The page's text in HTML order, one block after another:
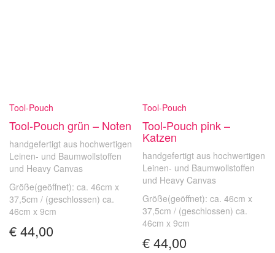
Tool-Pouch
Tool-Pouch grün – Noten
handgefertigt aus hochwertigen
Leinen- und Baumwollstoffen
und Heavy Canvas
Größe(geöffnet): ca. 46cm x
37,5cm / (geschlossen) ca.
46cm x 9cm
€44,00
Tool-Pouch
Tool-Pouch pink –
Katzen
handgefertigt aus hochwertigen
Leinen- und Baumwollstoffen
und Heavy Canvas
Größe(geöffnet): ca. 46cm x
37,5cm / (geschlossen) ca.
46cm x 9cm
€44,00